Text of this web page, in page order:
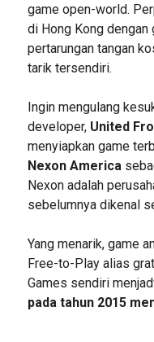
game open-world.
di Hong Kong dengan
pertarungan tangan
tarik tersendiri.
Ingin mengulang
developer, United
menyiapkan game
Nexon America
Nexon adalah
sebelumnya dikenal
Yang menarik, game
Free-to-Play alias
Games sendiri
pada tahun 2015